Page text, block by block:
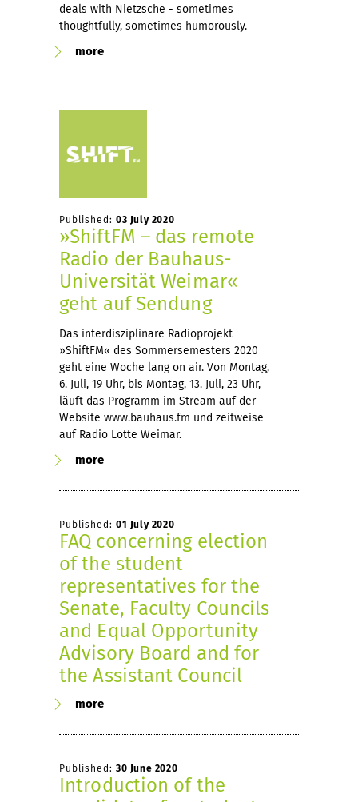
deals with Nietzsche - sometimes
thoughtfully, sometimes humorously.
more
Published: 03 July 2020
»ShiftFM – das remote
Radio der Bauhaus-
Universität Weimar«
geht auf Sendung
Das interdisziplinäre Radioprojekt
»ShiftFM« des Sommersemesters 2020
geht eine Woche lang on air. Von Montag,
6. Juli, 19 Uhr, bis Montag, 13. Juli, 23 Uhr,
läuft das Programm im Stream auf der
Website www.bauhaus.fm und zeitweise
auf Radio Lotte Weimar.
more
Published: 01 July 2020
FAQ concerning election
of the student
representatives for the
Senate, Faculty Councils
and Equal Opportunity
Advisory Board and for
the Assistant Council
more
Published: 30 June 2020
Introduction of the